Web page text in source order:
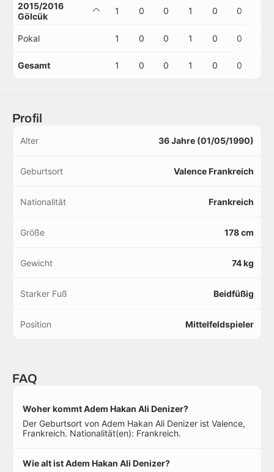
2015/2016
Gölcük
1 0 0 1 0 0
Pokal 1 0 0 1 0 0
Gesamt 1 0 0 1 0 0
Profil
Alter 36 Jahre (01/05/1990)
Geburtsort Valence Frankreich
Nationalität Frankreich
Größe 178 cm
Gewicht 74 kg
Starker Fuß Beidfüßig
Position Mittelfeldspieler
FAQ
Woher kommt Adem Hakan Ali Denizer?
Der Geburtsort von Adem Hakan Ali Denizer ist Valence,
Frankreich. Nationalität(en): Frankreich.
Wie alt ist Adem Hakan Ali Denizer?